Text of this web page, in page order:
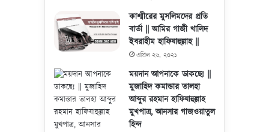
কাশ্মীরের মুসলিমদের প্রতি
বার্তা || আমির গাজী খালিদ
ইবরাহীম হাফিযাহুল্লাহ ||
এপ্রিল ২৬, ২০২১
ময়দান আপনাকে ডাকছে! ||
মুজাহিদ কমান্ডার তালহা
আব্দুর রহমান হাফিযাহুল্লাহ
মুখপাত্র, আনসার গাজওয়াতুল
হিন্দ